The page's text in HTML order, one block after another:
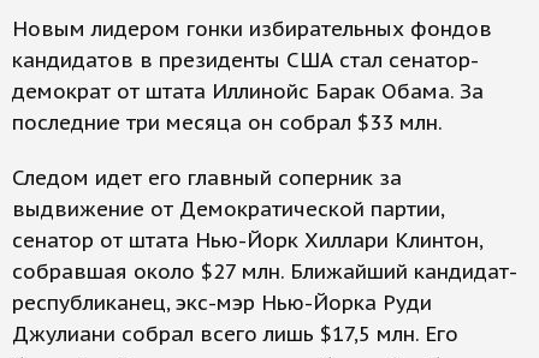
Новым лидером гонки избирательных фондов
кандидатов в президенты США стал сенатор-
демократ от штата Иллинойс Барак Обама. За
последние три месяца он собрал $33 млн.
Следом идет его главный соперник за
выдвижение от Демократической партии,
сенатор от штата Нью-Йорк Хиллари Клинтон,
собравшая около $27 млн. Ближайший кандидат-
республиканец, экс-мэр Нью-Йорка Руди
Джулиани собрал всего лишь $17,5 млн. Его